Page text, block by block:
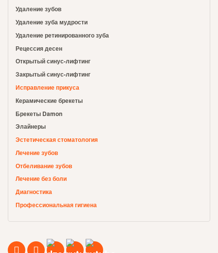
Удаление зубов
Удаление зуба мудрости
Удаление ретинированного зуба
Рецессия десен
Открытый синус-лифтинг
Закрытый синус-лифтинг
Исправление прикуса
Керамические брекеты
Брекеты Damon
Элайнеры
Эстетическая стоматология
Лечение зубов
Отбеливание зубов
Лечение без боли
Диагностика
Профессиональная гигиена